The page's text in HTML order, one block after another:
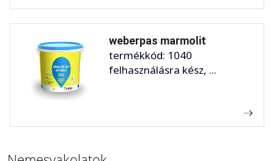
weberpas marmolit
termékkód: 1040
felhasználásra kész, ...